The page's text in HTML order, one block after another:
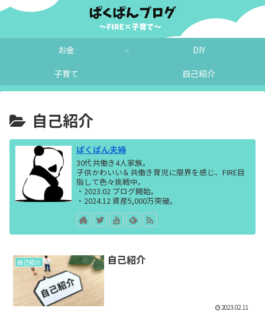
お金
DIY
子育て
自己紹介
自己紹介
ぱくぱん夫婦
30代共働き4人家族。
子供かわいい＆共働き育児に限界を感じ、FIRE目
指して色々挑戦中。
・2023.02 ブログ開始。
・2024.12 資産5,000万突破。
自己紹介 自己紹介
2023.02.11